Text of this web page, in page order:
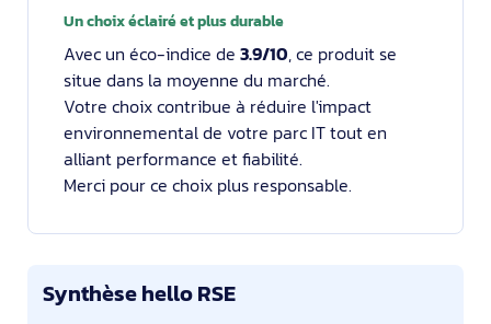
Un choix éclairé et plus durable
Avec un éco-indice de 3.9/10, ce produit se
situe dans la moyenne du marché.
Votre choix contribue à réduire l'impact
environnemental de votre parc IT tout en
alliant performance et fiabilité.
Merci pour ce choix plus responsable.
Synthèse hello RSE